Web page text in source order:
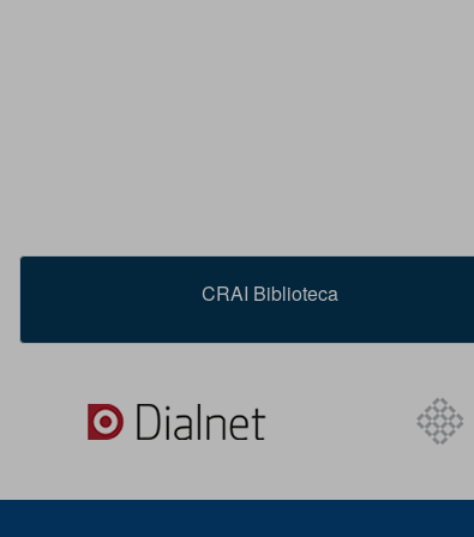
CRAI Biblioteca